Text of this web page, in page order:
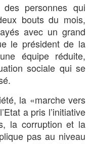
personnes qui
bouts du mois,
avec un grand
le président de la
équipe réduite,
sociale qui se
la «marche vers
a pris l’initiative
la corruption et la
pas au niveau